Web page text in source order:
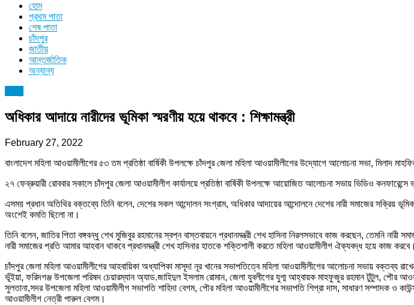
হোম
প্রথম পাতা
শেষ পাতা
চাঁদপুর
জাতীয়
আন্তর্জাতিক
অন্যান্য
অধিকার আদায়ে নারীদের ভূমিকা স্মরণীয় হয়ে থাকবে : শিক্ষামন্ত্রী
February 27, 2022
বাংলাদেশ মহিলা আওয়ামীলীগের ৫৩ তম প্রতিষ্ঠা বার্ষিকী উপলক্ষে চাঁদপুর জেলা মহিলা আওয়ামীলীগের উদ্যোগে আলোচনা সভা, মিলাদ
২৭ ফেব্রুয়ারী রোববার সকালে চাঁদপুর জেলা আওয়ামীলীগ কার্যালয়ে প্রতিষ্ঠা বার্ষিকী উপলক্ষে আয়োজিত আলোচনা সভায় ভিডিও কনফারেন্সে
এসময় প্রধান অতিথির বক্তব্যে তিনি বলেন, দেশের সকল আন্দোলন সংগ্রাম, অধিকার আদায়ের আন্দোলনে দেশের নারী সমাজের সক্রিয়
অংশেই কমতি ছিলো না।
তিনি বলেন, জাতির পিতা বঙ্গবন্ধু শেখ মুজিবুর রহমানের স্বপ্ন বাস্তবায়নে প্রধানমন্ত্রী শেখ হাসিনা নিরলসভাবে কাজ করছেন, তেমনি
নারী সমাজের প্রতি আমার আহবান থাকবে প্রধানমন্ত্রী শেখ হাসিনার হাতকে শক্তিশালী করতে মহিলা আওয়ামীলীগ ঐক্যবদ্ধ হয়ে কাজ করবে।
চাঁদপুর জেলা মহিলা আওয়ামীলীগের আহবায়িকা অধ্যাপিকা মাসূদা নূর খানের সভাপতিত্বে মহিলা আওয়ামীলীগের আলোচনা সভায় বক্তব্য
ভূঁইয়া, ফরিদগঞ্জ উপজেলা পরিষদ চেয়ারম্যান অ্যাড.জাহিদুল ইসলাম রোমান, জেলা যুবলীগের যুগ্ম আহ্বায়ক মাহফুজুর রহমান টুটুল, পৌর
সুলতানা,সদর উপজেলা মহিলা আওয়ামীলীগ সভাপতি শাহিদা বেগম, পৌর মহিলা আওয়ামীলীগের সভাপতি শিপ্রা দাস, সাধারণ সম্পাদক ও
আওয়ামীলীগ নেত্রী পারুল বেগম।